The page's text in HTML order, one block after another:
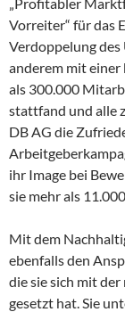
Vorreiter“ für das
Verdoppelung
anderem mit
als 300.000
stattfand und alle
DB AG die
ihr Image bei
sie mehr als
Mit dem
ebenfalls den
die sie sich mit
gesetzt hat. Sie